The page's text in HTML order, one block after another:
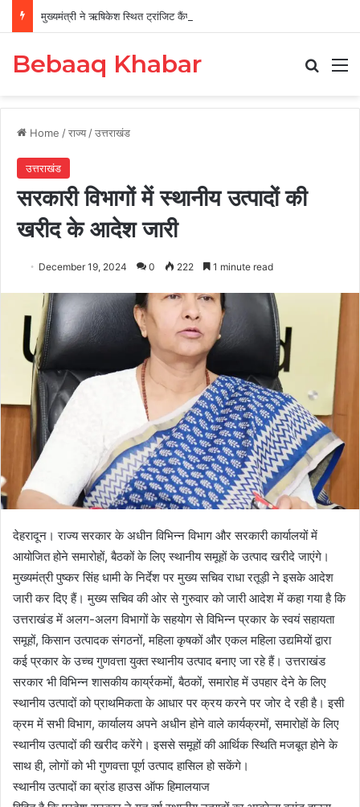
मुख्यमंत्री ने ऋषिकेश स्थित ट्रांजिट कैंप का किया औचक निरीक्षण
Bebaaq Khabar
Home /राज्य /उत्तराखंड
उत्तराखंड
सरकारी विभागों में स्थानीय उत्पादों की
खरीद के आदेश जारी
December 19, 2024 0 222 1 minute read
देहरादून। राज्य सरकार के अधीन विभिन्न विभाग और सरकारी कार्यालयों में
आयोजित होने समारोहों, बैठकों के लिए स्थानीय समूहों के उत्पाद खरीदे जाएंगे।
मुख्यमंत्री पुष्कर सिंह धामी के निर्देश पर मुख्य सचिव राधा रतूड़ी ने इसके आदेश
जारी कर दिए हैं। मुख्य सचिव की ओर से गुरुवार को जारी आदेश में कहा गया है कि
उत्तराखंड में अलग-अलग विभागों के सहयोग से विभिन्न प्रकार के स्वयं सहायता
समूहों, किसान उत्पादक संगठनों, महिला कृषकों और एकल महिला उद्यमियों द्वारा
कई प्रकार के उच्च गुणवत्ता युक्त स्थानीय उत्पाद बनाए जा रहे हैं। उत्तराखंड
सरकार भी विभिन्न शासकीय कार्य्रकमों, बैठकों, समारोह में उपहार देने के लिए
स्थानीय उत्पादों को प्राथमिकता के आधार पर क्रय करने पर जोर दे रही है। इसी
क्रम में सभी विभाग, कार्यालय अपने अधीन होने वाले कार्यक्रमों, समारोहों के लिए
स्थानीय उत्पादों की खरीद करेंगे। इससे समूहों की आर्थिक स्थिति मजबूत होने के
साथ ही, लोगों को भी गुणवत्ता पूर्ण उत्पाद हासिल हो सकेंगे।
स्थानीय उत्पादों का ब्रांड हाउस ऑफ हिमालयाज